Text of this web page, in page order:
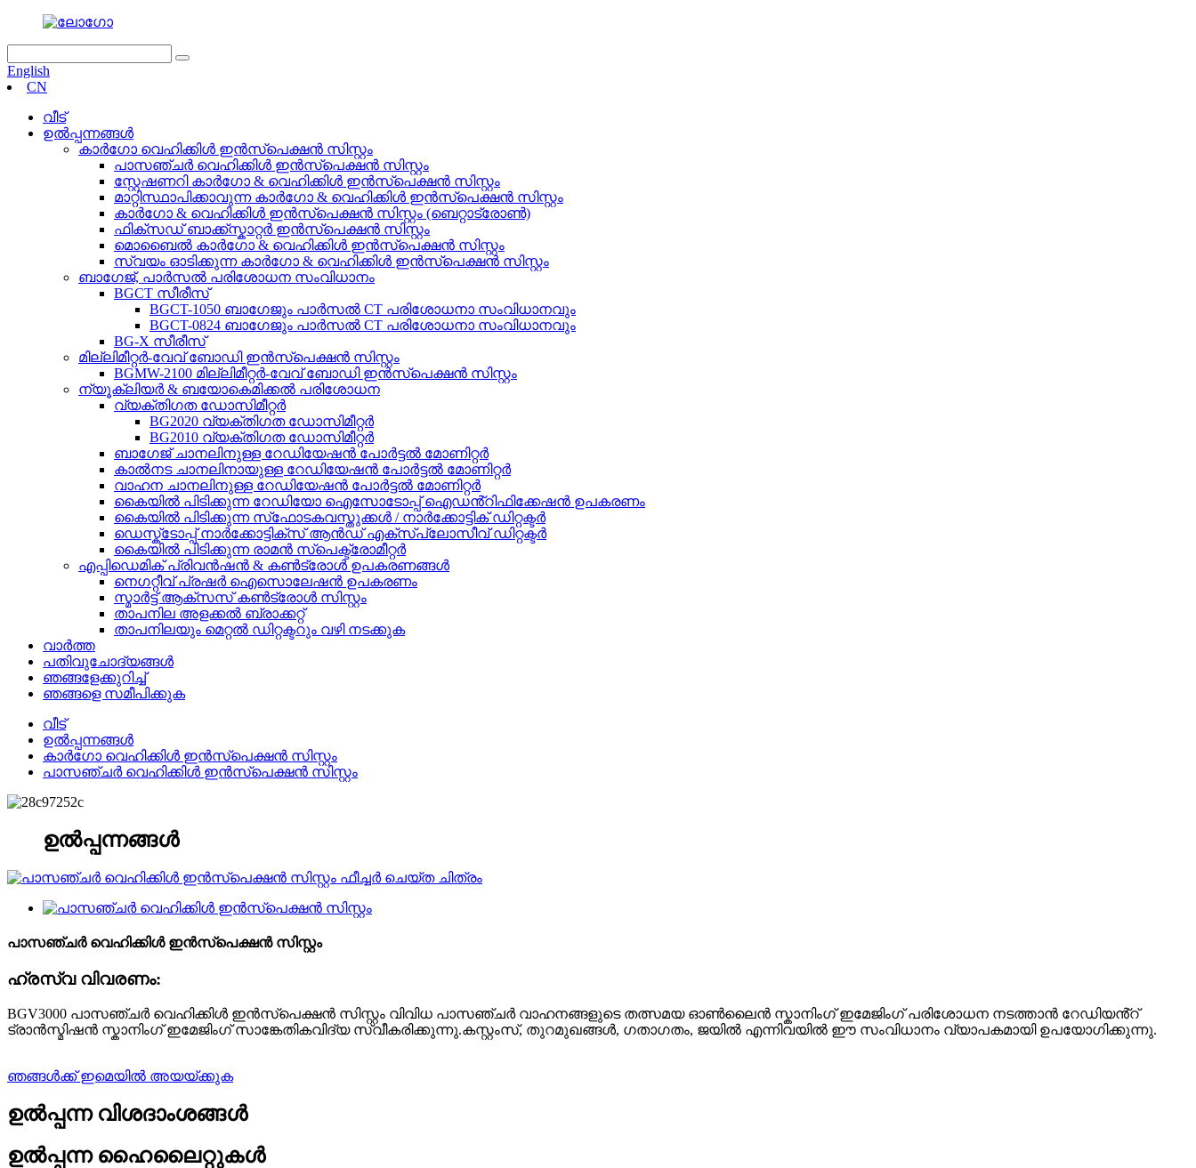
English
CN
വീട്
ഉൽപ്പന്നങ്ങൾ
കാർഗോ വെഹിക്കിൾ ഇൻസ്പെക്ഷൻ സിസ്റ്റം
പാസഞ്ചർ വെഹിക്കിൾ ഇൻസ്പെക്ഷൻ സിസ്റ്റം
സ്റ്റേഷണറി കാർഗോ & വെഹിക്കിൾ ഇൻസ്പെക്ഷൻ സിസ്റ്റം
മാറ്റിസ്ഥാപിക്കാവുന്ന കാർഗോ & വെഹിക്കിൾ ഇൻസ്പെക്ഷൻ സിസ്റ്റം
കാർഗോ & വെഹിക്കിൾ ഇൻസ്പെക്ഷൻ സിസ്റ്റം (ബെറ്റാട്രോൺ)
ഫിക്സഡ് ബാക്ക്സ്കാറ്റർ ഇൻസ്പെക്ഷൻ സിസ്റ്റം
മൊബൈൽ കാർഗോ & വെഹിക്കിൾ ഇൻസ്പെക്ഷൻ സിസ്റ്റം
സ്വയം ഓടിക്കുന്ന കാർഗോ & വെഹിക്കിൾ ഇൻസ്പെക്ഷൻ സിസ്റ്റം
ബാഗേജ്, പാർസൽ പരിശോധന സംവിധാനം
BGCT സീരീസ്
BGCT-1050 ബാഗേജും പാർസൽ CT പരിശോധനാ സംവിധാനവും
BGCT-0824 ബാഗേജും പാർസൽ CT പരിശോധനാ സംവിധാനവും
BG-X സീരീസ്
മില്ലിമീറ്റർ-വേവ് ബോഡി ഇൻസ്പെക്ഷൻ സിസ്റ്റം
BGMW-2100 മില്ലിമീറ്റർ-വേവ് ബോഡി ഇൻസ്പെക്ഷൻ സിസ്റ്റം
ന്യൂക്ലിയർ & ബയോകെമിക്കൽ പരിശോധന
വ്യക്തിഗത ഡോസിമീറ്റർ
BG2020 വ്യക്തിഗത ഡോസിമീറ്റർ
BG2010 വ്യക്തിഗത ഡോസിമീറ്റർ
ബാഗേജ് ചാനലിനുള്ള റേഡിയേഷൻ പോർട്ടൽ മോണിറ്റർ
കാൽനട ചാനലിനായുള്ള റേഡിയേഷൻ പോർട്ടൽ മോണിറ്റർ
വാഹന ചാനലിനുള്ള റേഡിയേഷൻ പോർട്ടൽ മോണിറ്റർ
കൈയിൽ പിടിക്കുന്ന റേഡിയോ ഐസോടോപ്പ് ഐഡൻ്റിഫിക്കേഷൻ ഉപകരണം
കൈയിൽ പിടിക്കുന്ന സ്‌ഫോടകവസ്തുക്കൾ / നാർക്കോട്ടിക് ഡിറ്റക്ടർ
ഡെസ്ക്ടോപ്പ് നാർക്കോട്ടിക്സ് ആൻഡ് എക്സ്പ്ലോസീവ് ഡിറ്റക്ടർ
കൈയിൽ പിടിക്കുന്ന രാമൻ സ്പെക്ട്രോമീറ്റർ
എപ്പിഡെമിക് പ്രിവൻഷൻ & കൺട്രോൾ ഉപകരണങ്ങൾ
നെഗറ്റീവ് പ്രഷർ ഐസൊലേഷൻ ഉപകരണം
സ്മാർട്ട് ആക്സസ് കൺട്രോൾ സിസ്റ്റം
താപനില അളക്കൽ ബ്രാക്കറ്റ്
താപനിലയും മെറ്റൽ ഡിറ്റക്ടറും വഴി നടക്കുക
വാർത്ത
പതിവുചോദ്യങ്ങൾ
ഞങ്ങളേക്കുറിച്ച്
ഞങ്ങളെ സമീപിക്കുക
വീട്
ഉൽപ്പന്നങ്ങൾ
കാർഗോ വെഹിക്കിൾ ഇൻസ്പെക്ഷൻ സിസ്റ്റം
പാസഞ്ചർ വെഹിക്കിൾ ഇൻസ്പെക്ഷൻ സിസ്റ്റം
ഉൽപ്പന്നങ്ങൾ
പാസഞ്ചർ വെഹിക്കിൾ ഇൻസ്പെക്ഷൻ സിസ്റ്റം
ഹ്രസ്വ വിവരണം:
BGV3000 പാസഞ്ചർ വെഹിക്കിൾ ഇൻസ്പെക്ഷൻ സിസ്റ്റം വിവിധ പാസഞ്ചർ വാഹനങ്ങളുടെ തത്സമയ ഓൺലൈൻ സ്കാനിംഗ് ഇമേജിംഗ് പരിശോധന നടത്താൻ റേഡിയൻ്റ്
ട്രാൻസ്മിഷൻ സ്കാനിംഗ് ഇമേജിംഗ് സാങ്കേതികവിദ്യ സ്വീകരിക്കുന്നു.കസ്റ്റംസ്, തുറമുഖങ്ങൾ, ഗതാഗതം, ജയിൽ എന്നിവയിൽ ഈ സംവിധാനം വ്യാപകമായി ഉപയോഗിക്കുന്നു.
ഞങ്ങൾക്ക് ഇമെയിൽ അയയ്ക്കുക
ഉൽപ്പന്ന വിശദാംശങ്ങൾ
ഉൽപ്പന്ന ഹൈലൈറ്റുകൾ